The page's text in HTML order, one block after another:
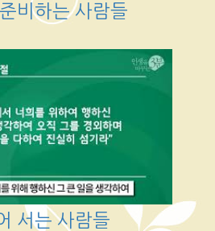
비하는 사람들
서는 사람들